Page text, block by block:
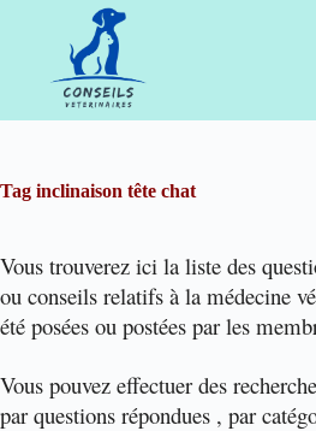
Tag inclinaison tête chat
Vous trouverez ici la liste des
ou conseils relatifs à la médecine
été posées ou postées par les
Vous pouvez effectuer des
par questions répondues , par